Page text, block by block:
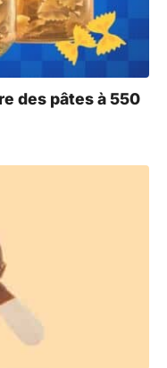
des pâtes à 550